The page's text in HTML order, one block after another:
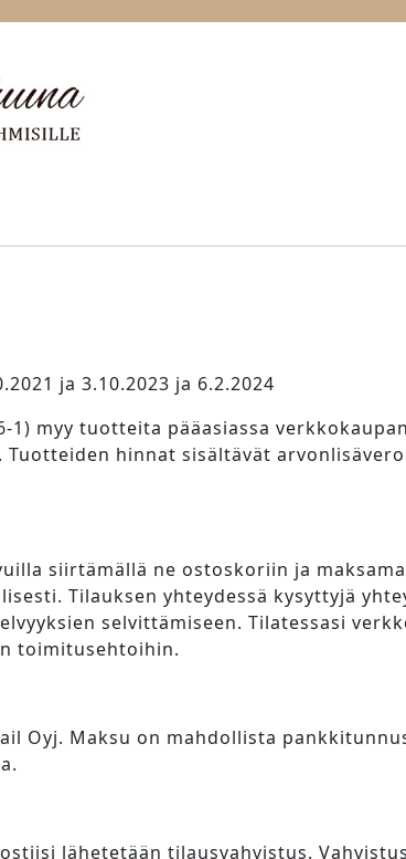
ja 3.10.2023 ja 6.2.2024
1) myy tuotteita pääasiassa
hinnat sisältävät
siirtämällä ne ostoskoriin ja
Tilauksen yhteydessä kysyttyjä
selvittämiseen. Tilatessasi
toimitusehtoihin.
Oyj. Maksu on mahdollista
lähetetään tilausvahvistus.